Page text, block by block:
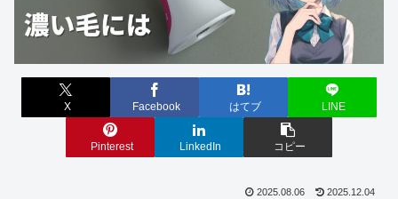
X Facebook はてブ LINE
Pinterest LinkedIn コピー
2025.08.06 2025.12.04